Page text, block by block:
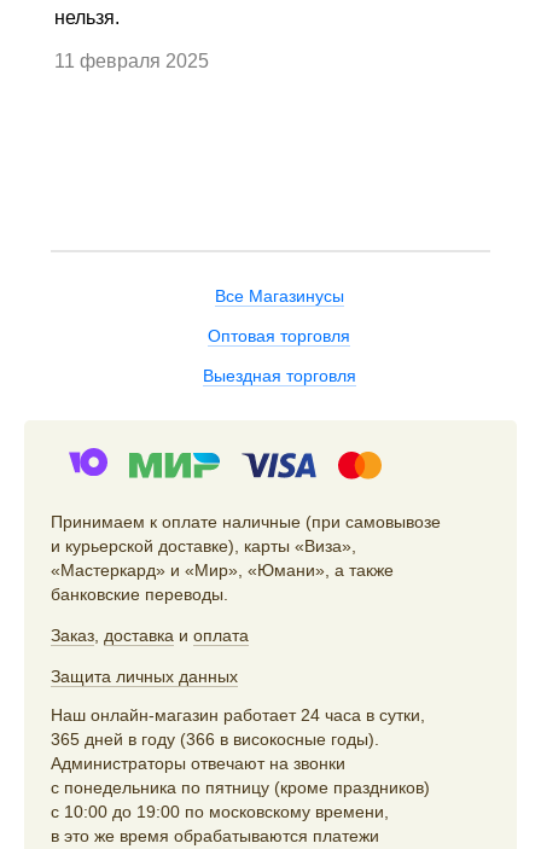
нельзя.
11 февраля 2025
Все Магазинусы
Оптовая торговля
Выездная торговля
Принимаем к оплате наличные (при самовывозе
и курьерской доставке), карты «Виза»,
«Мастеркард» и «Мир», «Юмани», а также
банковские переводы.
Заказ доставка и оплата
Защита личных данных
Наш онлайн-магазин работает 24 часа в сутки,
365 дней в году (366 в високосные годы).
Администраторы отвечают на звонки
с понедельника по пятницу (кроме праздников)
с 10:00 до 19:00 по московскому времени,
в это же время обрабатываются платежи